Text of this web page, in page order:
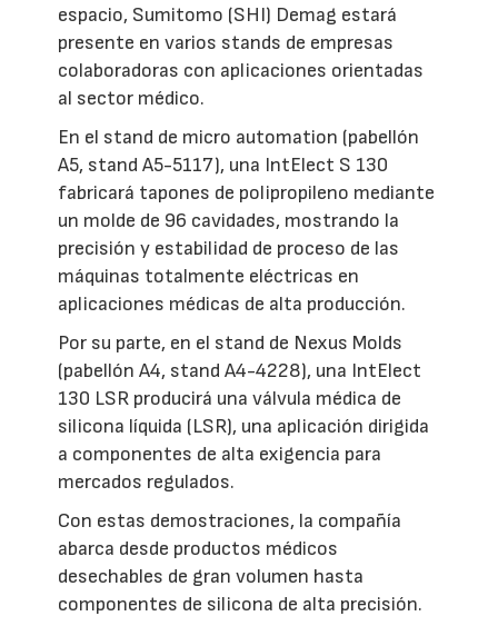
espacio, Sumitomo (SHI) Demag estará
presente en varios stands de empresas
colaboradoras con aplicaciones orientadas
al sector médico.
En el stand de micro automation (pabellón
A5, stand A5-5117), una IntElect S 130
fabricará tapones de polipropileno mediante
un molde de 96 cavidades, mostrando la
precisión y estabilidad de proceso de las
máquinas totalmente eléctricas en
aplicaciones médicas de alta producción.
Por su parte, en el stand de Nexus Molds
(pabellón A4, stand A4-4228), una IntElect
130 LSR producirá una válvula médica de
silicona líquida (LSR), una aplicación dirigida
a componentes de alta exigencia para
mercados regulados.
Con estas demostraciones, la compañía
abarca desde productos médicos
desechables de gran volumen hasta
componentes de silicona de alta precisión.